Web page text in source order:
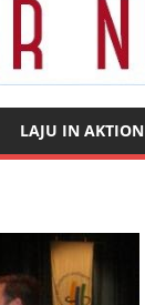
LAJU IN AKTION